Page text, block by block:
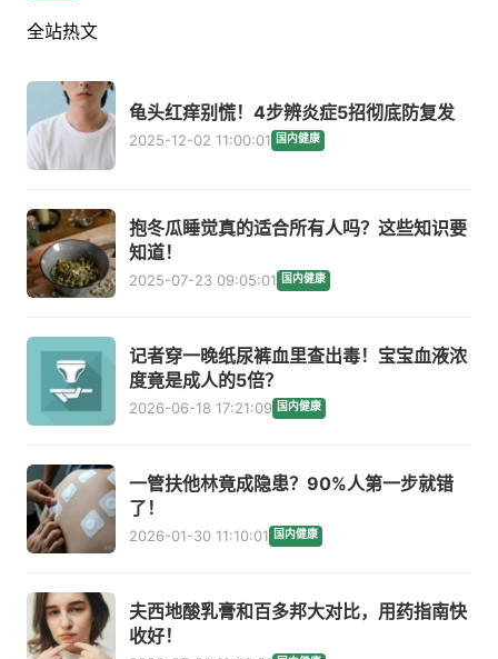
全站热文
龟头红痒别慌！4步辨炎症5招彻底防复发
2025-12-02 11:00:01 国内健康
抱冬瓜睡觉真的适合所有人吗？这些知识要
知道！
2025-07-23 09:05:01 国内健康
记者穿一晚纸尿裤血里查出毒！宝宝血液浓
度竟是成人的5倍？
2026-06-18 17:21:09 国内健康
一管扶他林竟成隐患？90%人第一步就错
了！
2026-01-30 11:10:01 国内健康
夫西地酸乳膏和百多邦大对比，用药指南快
收好！